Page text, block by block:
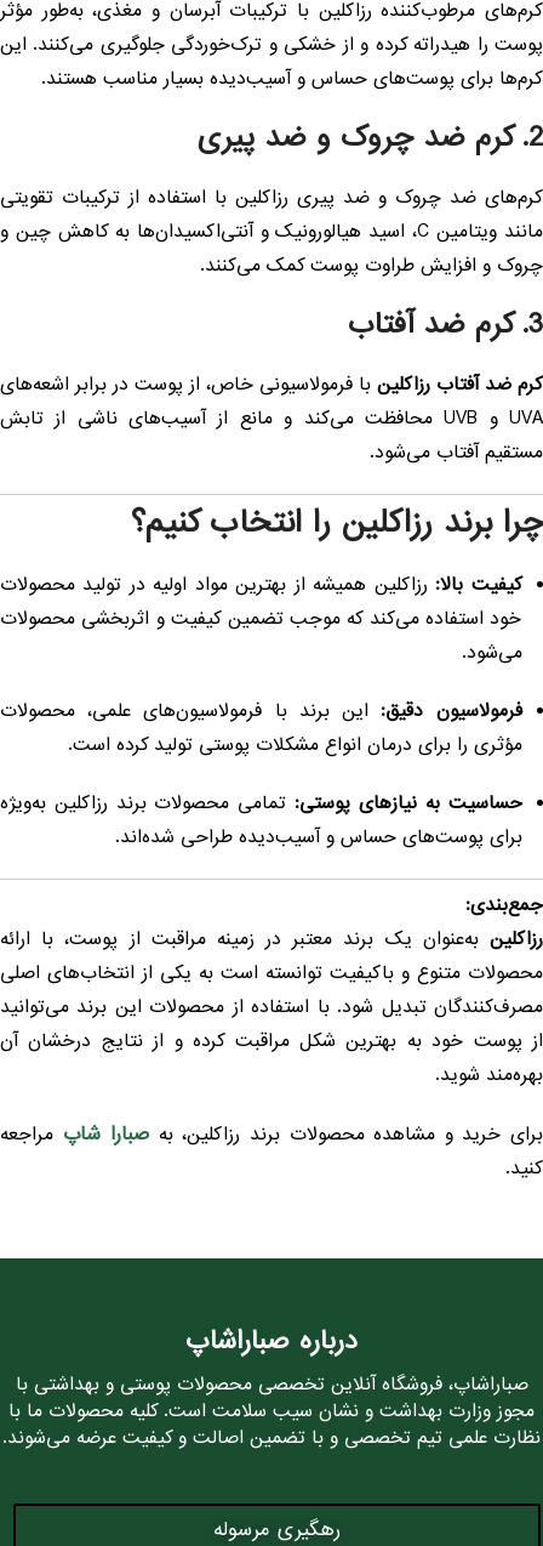
کرم‌های مرطوب‌کننده رزاکلین با ترکیبات آبرسان و مغذی، به‌طور مؤثر
پوست را هیدراته کرده و از خشکی و ترک‌خوردگی جلوگیری می‌کنند. این
کرم‌ها برای پوست‌های حساس و آسیب‌دیده بسیار مناسب هستند.
2. کرم ضد چروک و ضد پیری
کرم‌های ضد چروک و ضد پیری رزاکلین با استفاده از ترکیبات تقویتی
مانند ویتامین C، اسید هیالورونیک و آنتی‌اکسیدان‌ها به کاهش چین و
چروک و افزایش طراوت پوست کمک می‌کنند.
3. کرم ضد آفتاب
کرم ضد آفتاب رزاکلینبا فرمولاسیونی خاص، از پوست در برابر اشعه‌های
UVA و UVB محافظت می‌کند و مانع از آسیب‌های ناشی از تابش
مستقیم آفتاب می‌شود.
چرا برند رزاکلین را انتخاب کنیم؟
کیفیت بالا:رزاکلین همیشه از بهترین مواد اولیه در تولید محصولات
خود استفاده می‌کند که موجب تضمین کیفیت و اثربخشی محصولات
می‌شود.
فرمولاسیون دقیق:این برند با فرمولاسیون‌های علمی، محصولات
مؤثری را برای درمان انواع مشکلات پوستی تولید کرده است.
حساسیت به نیازهای پوستی:تمامی محصولات برند رزاکلین به‌ویژه
برای پوست‌های حساس و آسیب‌دیده طراحی شده‌اند.
جمع‌بندی:
رزاکلینبه‌عنوان یک برند معتبر در زمینه مراقبت از پوست، با ارائه
محصولات متنوع و باکیفیت توانسته است به یکی از انتخاب‌های اصلی
مصرف‌کنندگان تبدیل شود. با استفاده از محصولات این برند می‌توانید
از پوست خود به بهترین شکل مراقبت کرده و از نتایج درخشان آن
بهره‌مند شوید.
خرید و مشاهده محصولات برند رزاکلین، به صبارا شاپ مراجعه
کنید.
درباره صباراشاپ
صباراشاپ، فروشگاه آنلاین تخصصی محصولات پوستی و بهداشتی با
مجوز وزارت بهداشت و نشان سیب سلامت است. کلیه محصولات ما با
نظارت علمی تیم تخصصی و با تضمین اصالت و کیفیت عرضه می‌شوند.
رهگیری مرسوله